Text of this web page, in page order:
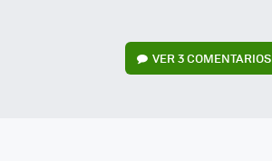
VER3 COMENTARIOS